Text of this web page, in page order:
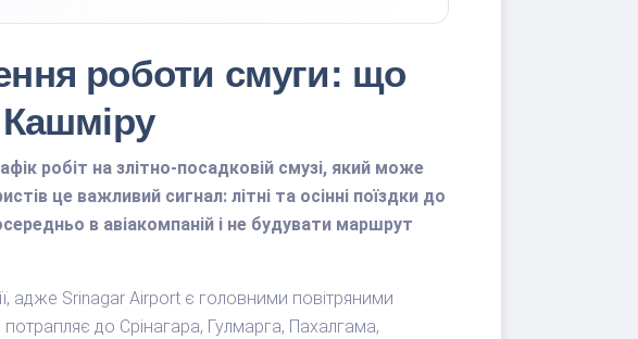
роботи смуги: що
робіт на злітно-посадковій смузі, який може
це важливий сигнал: літні та осінні поїздки до
в авіакомпаній і не будувати маршрут
адже Srinagar Airport є головними повітряними
до Срінагара, Гулмарга, Пахалгама,